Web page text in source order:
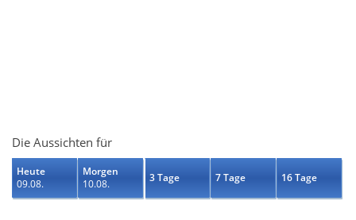
Die Aussichten für
Heute
09.08.
Morgen
10.08.
3 Tage 7 Tage 16 Tage